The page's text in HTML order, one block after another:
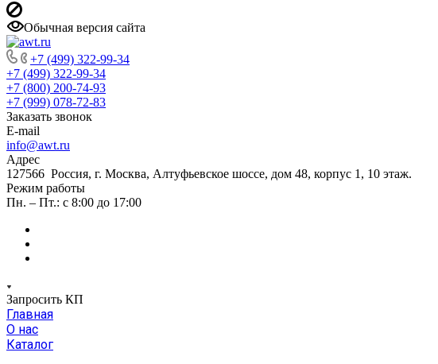
Обычная версия сайта
+7 (499) 322-99-34
+7 (499) 322-99-34
+7 (800) 200-74-93
+7 (999) 078-72-83
Заказать звонок
E-mail
info@awt.ru
Адрес
127566 Россия, г. Москва, Алтуфьевское шоссе, дом 48, корпус 1, 10 этаж.
Режим работы
Пн. – Пт.: с 8:00 до 17:00
Запросить КП
Главная
О нас
Каталог